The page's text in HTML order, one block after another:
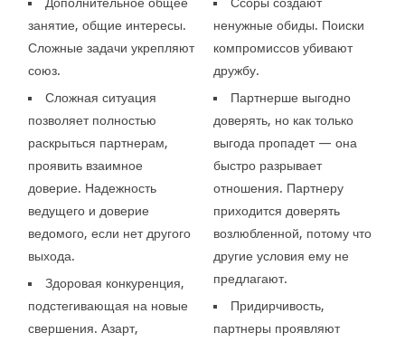
занятие, общие интересы.
Сложные задачи укрепляют
союз.
Сложная ситуация
позволяет полностью
раскрыться партнерам,
проявить взаимное
доверие. Надежность
ведущего и доверие
ведомого, если нет другого
выхода.
Здоровая конкуренция,
подстегивающая на новые
свершения. Азарт,
ненужные обиды. Поиски
компромиссов убивают
дружбу.
Партнерше выгодно
доверять, но как только
выгода пропадет — она
быстро разрывает
отношения. Партнеру
приходится доверять
возлюбленной, потому что
другие условия ему не
предлагают.
Придирчивость,
партнеры проявляют